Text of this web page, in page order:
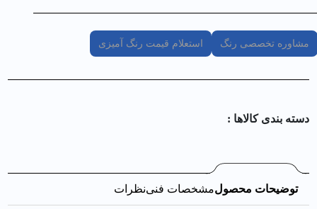
مشاوره تخصصی رنگ استعلام قیمت رنگ آمیزی
دسته بندی کالا‌ها :
توضیحات محصولمشخصات فنینظرات